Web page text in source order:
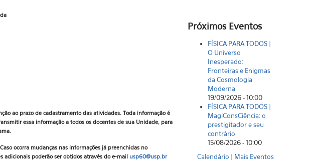
ao prazo de cadastramento das atividades. Toda informação é
essa informação a todos os docentes de sua Unidade, para
ocorra mudanças nas informações já preenchidas no
adicionais poderão ser obtidos através do e-mail usp60@usp.br
Próximos Eventos
FÍSICA PARA TODOS |
O Universo
Inesperado:
Fronteiras e Enigmas
da Cosmologia
Moderna
19/09/2026 - 10:00
FÍSICA PARA TODOS |
MagiConsCiência: o
prestigitador e seu
contrário
15/08/2026 - 10:00
Calendário | Mais Eventos